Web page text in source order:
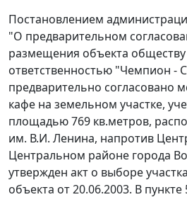
Постановлением
"О предварительном
размещения объекта
ответственностью "Чемпион -
предварительно согласовано
кафе на земельном участке,
площадью 769 кв.метров,
им. В.И. Ленина, напротив
Центральном районе города
утвержден акт о выборе
объекта от 20.06.2003. В